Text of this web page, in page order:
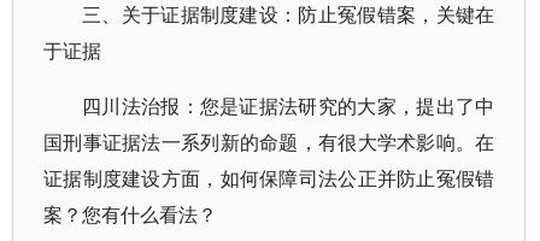
三、关于证据制度建设：防止冤假错案，关键在
于证据
四川法治报：您是证据法研究的大家，提出了中
国刑事证据法一系列新的命题，有很大学术影响。在
证据制度建设方面，如何保障司法公正并防止冤假错
案？您有什么看法？